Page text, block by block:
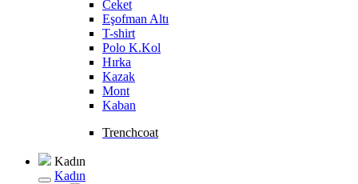
Ceket
Eşofman Altı
T-shirt
Polo K.Kol
Hırka
Kazak
Mont
Kaban
Trenchcoat
Kadın
Kadın